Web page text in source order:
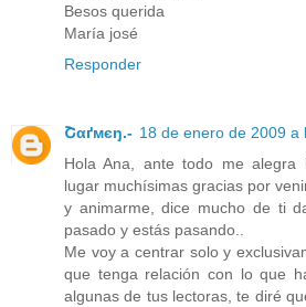
Besos querida
María josé
Responder
Շαґмєŋ.- 18 de enero de 2009 a
Hola Ana, ante todo me alegra
lugar muchísimas gracias por
y animarme, dice mucho de ti
pasado y estás pasando..
Me voy a centrar solo y
que tenga relación con lo que
algunas de tus lectoras, te diré